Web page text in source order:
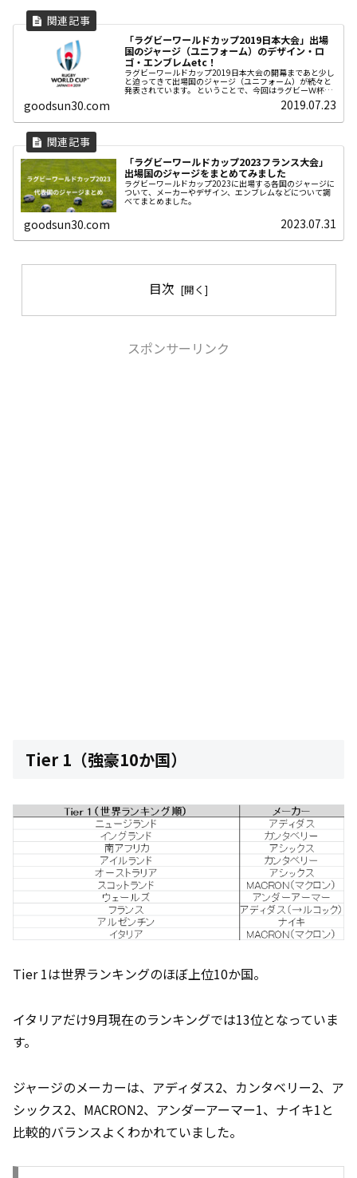
「ラグビーワールドカップ2019日本大会」出場
国のジャージ（ユニフォーム）のデザイン・ロ
ゴ・エンブレムetc！
ラグビーワールドカップ2019日本大会の開幕まであと少し
と迫ってきて出場国のジャージ（ユニフォーム）が続々と
発表されています。 ということで、今回はラグビーＷ杯出
goodsun30.com 2019.07.23
「ラグビーワールドカップ2023フランス大会」
出場国のジャージをまとめてみました
ラグビーワールドカップ2023に出場する各国のジャージに
ついて、メーカーやデザイン、エンブレムなどについて調
べてまとめました。
goodsun30.com 2023.07.31
目次
スポンサーリンク
Tier 1（強豪10か国）
Tier 1は世界ランキングのほぼ上位10か国。
イタリアだけ9月現在のランキングでは13位となっていま
す。
ジャージのメーカーは、アディダス2、カンタベリー2、ア
シックス2、MACRON2、アンダーアーマー1、ナイキ1と
比較的バランスよくわかれていました。